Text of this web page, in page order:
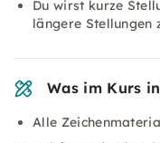
Du wirst kurze
längere Stellungen
Was im Kurs
Alle